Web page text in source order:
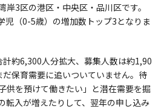
岸3区の港区・中央区・品川区です。
児（0-5歳）の増加数トップ3となりま
約6,300人分拡大、募集人数は約1,90
保育需要に追いついていません。待
供を預けて働きたい」と潜在需要を掘
転入が増えたりして、翌年の申し込み